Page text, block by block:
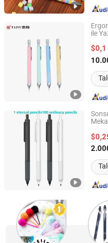
ile
$0,1
Ningbo Taiyu Stationery
Zhejiang, China
Winko Industry Co., Ltd.